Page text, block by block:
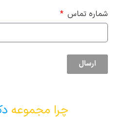
شماره تماس
ارسال
چرا مجموعه